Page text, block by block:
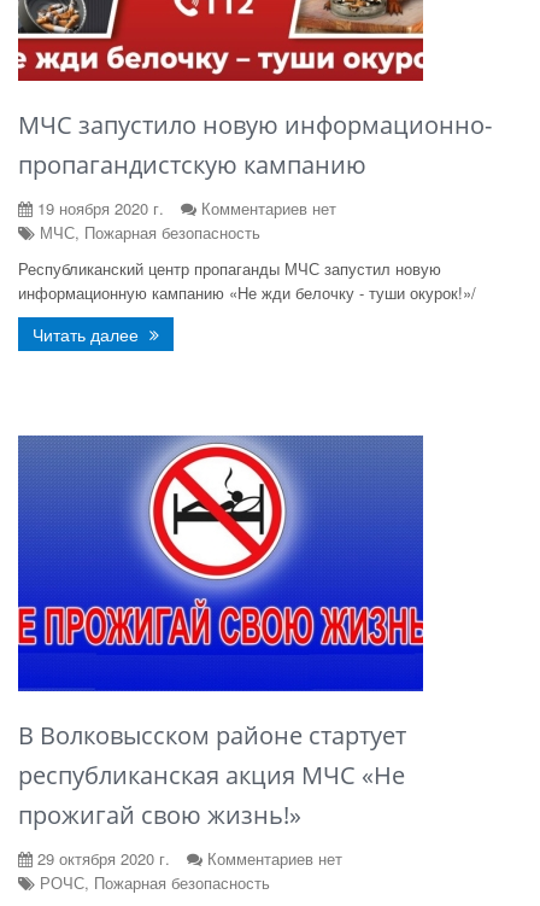
МЧС запустило новую информационно-
пропагандистскую кампанию
19 ноября 2020 г.
Комментариев нет
МЧС, Пожарная безопасность
Республиканский центр пропаганды МЧС запустил новую
информационную кампанию «Не жди белочку - туши окурок!»/
Читать далее
В Волковысском районе стартует
республиканская акция МЧС «Не
прожигай свою жизнь!»
29 октября 2020 г.
Комментариев нет
РОЧС, Пожарная безопасность